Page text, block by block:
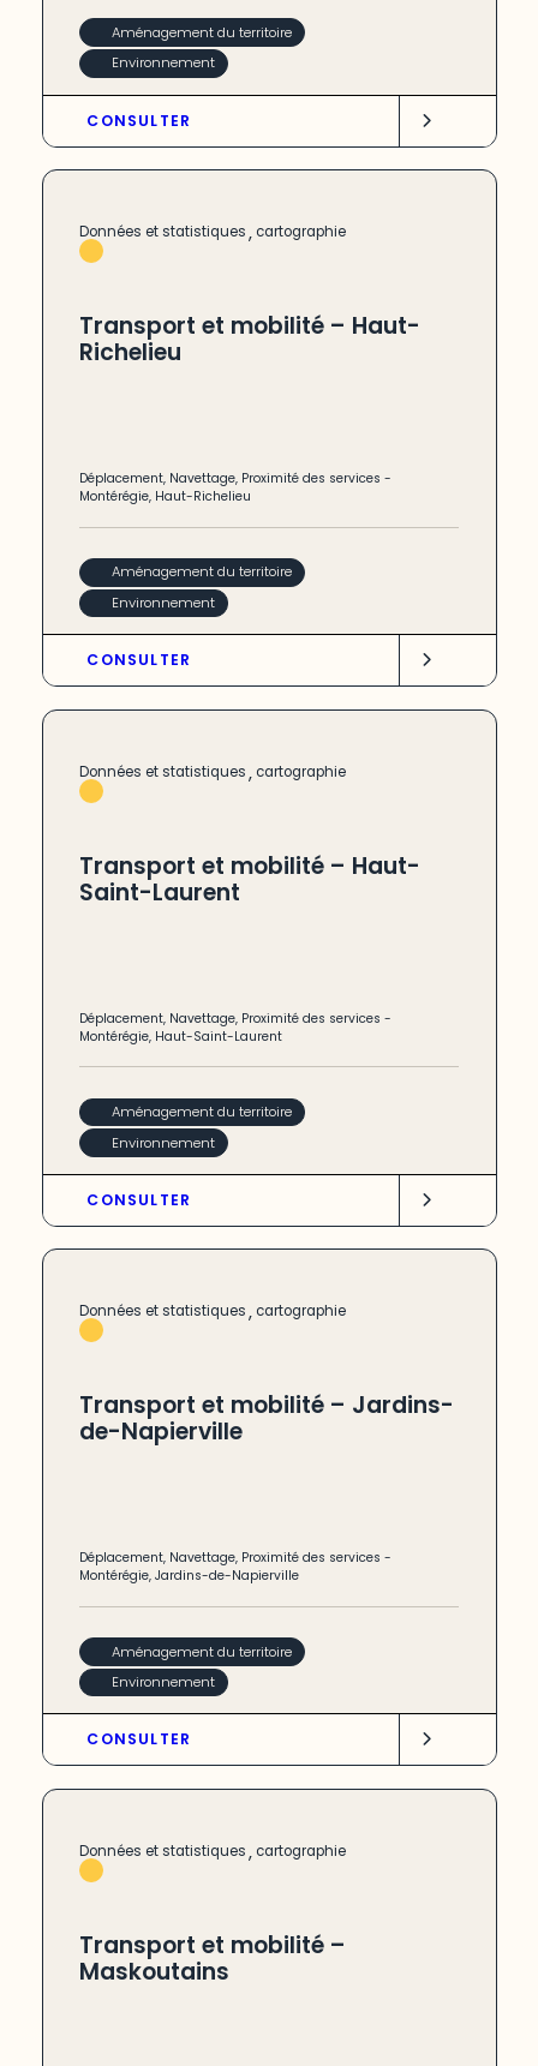
Aménagement du territoire
Environnement
CONSULTER
Données et statistiques, cartographie
Transport et mobilité – Haut-
Richelieu
Déplacement, Navettage, Proximité des services -
Montérégie, Haut-Richelieu
Aménagement du territoire
Environnement
CONSULTER
Données et statistiques, cartographie
Transport et mobilité – Haut-
Saint-Laurent
Déplacement, Navettage, Proximité des services -
Montérégie, Haut-Saint-Laurent
Aménagement du territoire
Environnement
CONSULTER
Données et statistiques, cartographie
Transport et mobilité – Jardins-
de-Napierville
Déplacement, Navettage, Proximité des services -
Montérégie,Jardins-de-Napierville
Aménagement du territoire
Environnement
CONSULTER
Données et statistiques, cartographie
Transport et mobilité –
Maskoutains